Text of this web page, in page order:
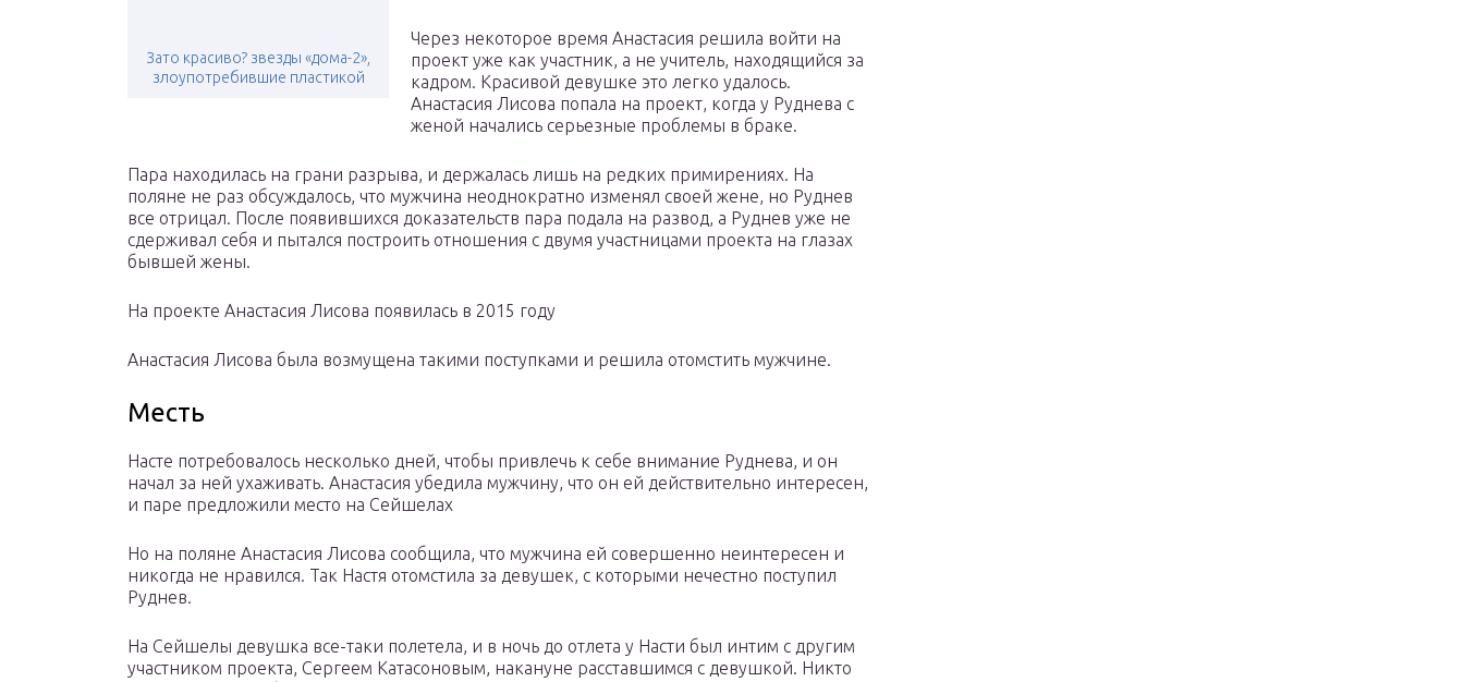
Зато красиво? звезды «дома-2»,
злоупотребившие пластикой
Через некоторое время Анастасия решила войти на
проект уже как участник, а не учитель, находящийся за
кадром. Красивой девушке это легко удалось.
Анастасия Лисова попала на проект, когда у Руднева с
женой начались серьезные проблемы в браке.
Пара находилась на грани разрыва, и держалась лишь на редких примирениях. На
поляне не раз обсуждалось, что мужчина неоднократно изменял своей жене, но Руднев
все отрицал. После появившихся доказательств пара подала на развод, а Руднев уже не
сдерживал себя и пытался построить отношения с двумя участницами проекта на глазах
бывшей жены.
На проекте Анастасия Лисова появилась в 2015 году
Анастасия Лисова была возмущена такими поступками и решила отомстить мужчине.
Месть
Насте потребовалось несколько дней, чтобы привлечь к себе внимание Руднева, и он
начал за ней ухаживать. Анастасия убедила мужчину, что он ей действительно интересен,
и паре предложили место на Сейшелах
Но на поляне Анастасия Лисова сообщила, что мужчина ей совершенно неинтересен и
никогда не нравился. Так Настя отомстила за девушек, с которыми нечестно поступил
Руднев.
На Сейшелы девушка все-таки полетела, и в ночь до отлета у Насти был интим с другим
участником проекта, Сергеем Катасоновым, накануне расставшимся с девушкой. Никто